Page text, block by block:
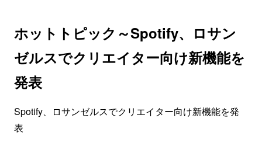
ホットトピック～Spotify、ロサン
ゼルスでクリエイター向け新機能を
発表
Spotify、ロサンゼルスでクリエイター向け新機能を発
表